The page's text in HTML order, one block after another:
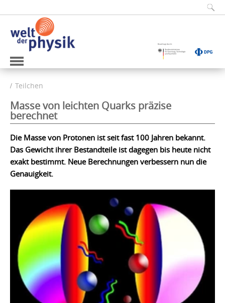
Teilchen
Masse von leichten Quarks präzise
berechnet
Die Masse von Protonen ist seit fast 100 Jahren bekannt.
Das Gewicht ihrer Bestandteile ist dagegen bis heute nicht
exakt bestimmt. Neue Berechnungen verbessern nun die
Genauigkeit.